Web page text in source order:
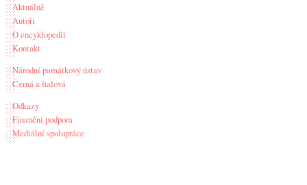
Aktuálně
Autoři
O encyklopedii
Kontakt
Národní památkový ústav
Černá a fialová
Odkazy
Finanční podpora
Mediální spolupráce